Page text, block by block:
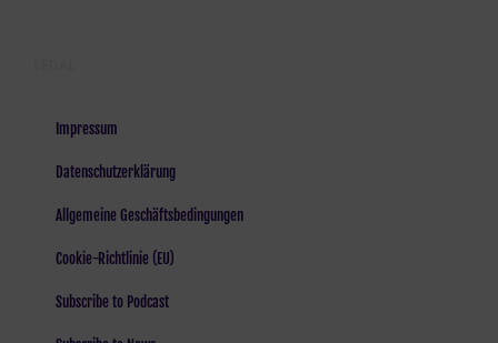
Impressum
Datenschutzerklärung
Allgemeine Geschäftsbedingungen
Cookie-Richtlinie (EU)
Subscribe to Podcast